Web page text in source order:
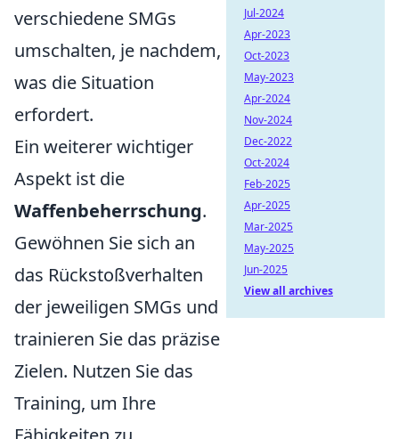
verschiedene SMGs
umschalten, je nachdem,
was die Situation
erfordert.
Ein weiterer wichtiger
Aspekt ist die
Waffenbeherrschung.
Gewöhnen Sie sich an
das Rückstoßverhalten
der jeweiligen SMGs und
trainieren Sie das präzise
Zielen. Nutzen Sie das
Training, um Ihre
Jul-2024
Apr-2023
Oct-2023
May-2023
Apr-2024
Nov-2024
Dec-2022
Oct-2024
Feb-2025
Apr-2025
Mar-2025
May-2025
Jun-2025
View all archives